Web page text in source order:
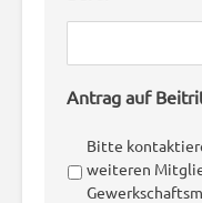
Antrag auf
Bitte
weiteren